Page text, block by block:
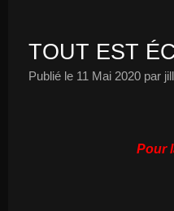
TOUT EST
Publié le 11 Mai 2020 par
Pour